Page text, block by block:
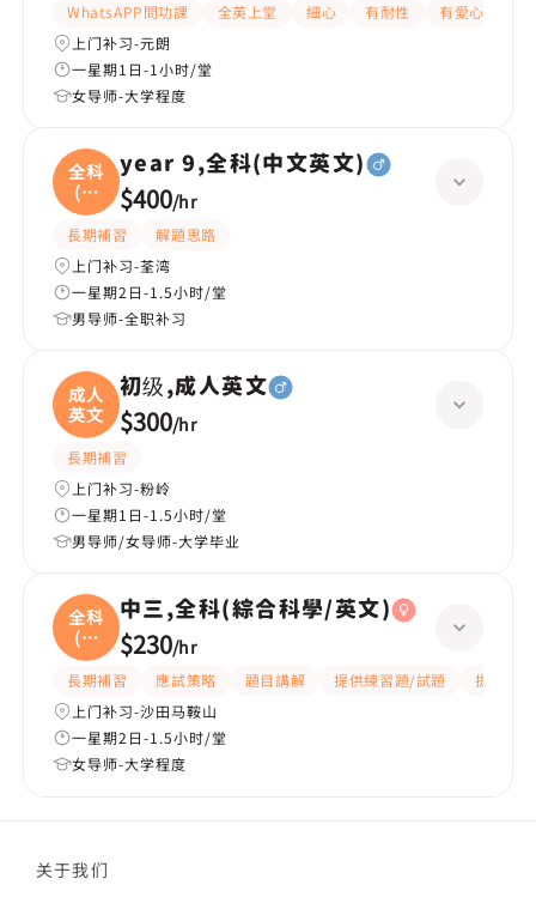
WhatsAPP問功課 全英上堂 細心 有耐性 有愛心
上门补习-元朗
一星期1日-1小时/堂
女导师-大学程度
全科
(中
文
year 9,全科(中文英文)
$400/hr
長期補習
解題思路
上门补习-荃湾
一星期2日-1.5小时/堂
男导师-全职补习
成人
英文
初级,成人英文
$300/hr
長期補習
上门补习-粉岭
一星期1日-1.5小时/堂
男导师/女导师-大学毕业
全科
(綜
合
中三,全科(綜合科學/英文)
$230/hr
長期補習 應試策略 題目講解 提供練習題/試題
提供筆記
上门补习-沙田马鞍山
一星期2日-1.5小时/堂
女导师-大学程度
关于我们